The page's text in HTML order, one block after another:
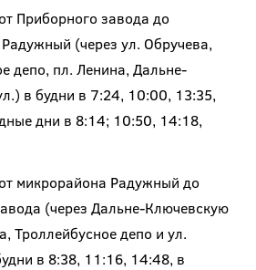
Приборного завода до
(через ул. Обручева,
депо, пл. Ленина, Дальне-
в будни в 7:24, 10:00, 13:35,
дни в 8:14; 10:50, 14:18,
микрорайона Радужный до
(через Дальне-Ключевскую
Троллейбусное депо и ул.
в 8:38, 11:16, 14:48, в